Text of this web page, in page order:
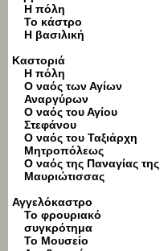
Η πόλη
Το κάστρο
Η βασιλική
Καστοριά
Η πόλη
Ο ναός των Αγίων
Αναργύρων
Ο ναός του Αγίου
Στεφάνου
Ο ναός του Ταξιάρχη
Μητροπόλεως
Ο ναός της Παναγίας της
Μαυριώτισσας
Αγγελόκαστρο
Το φρουριακό
συγκρότημα
Το Μουσείο